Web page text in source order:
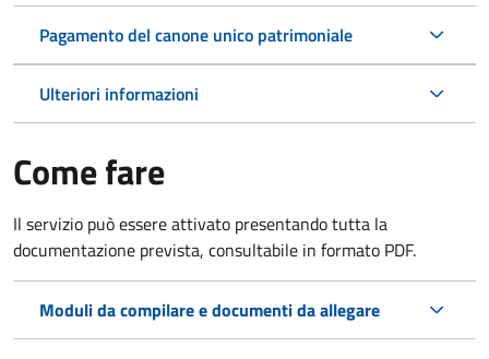
Pagamento del canone unico patrimoniale
Ulteriori informazioni
Come fare
Il servizio può essere attivato presentando tutta la
documentazione prevista, consultabile in formato PDF.
Moduli da compilare e documenti da allegare